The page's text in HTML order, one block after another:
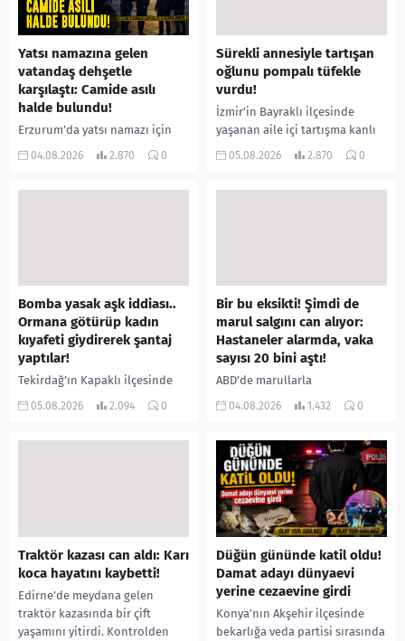
Yatsı namazına gelen
vatandaş dehşetle
karşılaştı: Camide asılı
halde bulundu!
Erzurum’da yatsı namazı için
camiye gelen bir vatandaş,
04.08.2026 2.870 0
Sürekli annesiyle tartışan
oğlunu pompalı tüfekle
vurdu!
İzmir’in Bayraklı ilçesinde
yaşanan aile içi tartışma kanlı
bitti. İddiaya göre, uzun süredir
05.08.2026 2.870 0
Bomba yasak aşk iddiası..
Ormana götürüp kadın
kıyafeti giydirerek şantaj
yaptılar!
Tekirdağ’ın Kapaklı ilçesinde
bir kişiyi, arkadaşının eşiyle
05.08.2026 2.094 0
Bir bu eksikti! Şimdi de
marul salgını can alıyor:
Hastaneler alarmda, vaka
sayısı 20 bini aştı!
ABD’de marullarla
ilişkilendirilen siklospora
salgında vaka sayısının 20 bini
aştığı belirtilirken, sağlık...
04.08.2026 1.432 0
Traktör kazası can aldı: Karı
koca hayatını kaybetti!
Edirne’de meydana gelen
traktör kazasında bir çift
yaşamını yitirdi. Kontrolden
Düğün gününde katil oldu!
Damat adayı dünyaevi
yerine cezaevine girdi
Konya’nın Akşehir ilçesinde
bekarlığa veda partisi sırasında